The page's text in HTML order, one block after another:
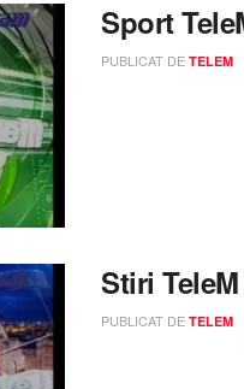
Sport
PUBLICAT DE TELEM
Stiri
PUBLICAT DE TELEM